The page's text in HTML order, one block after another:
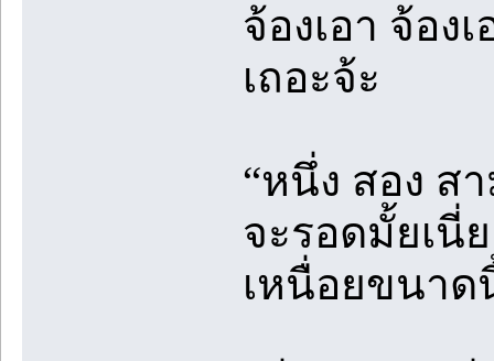
จ้องเอา จ้อง
เถอะจ้ะ
“หนึ่ง สอง ส
จะรอดมั้ยเนี่
เหนื่อยขนาด